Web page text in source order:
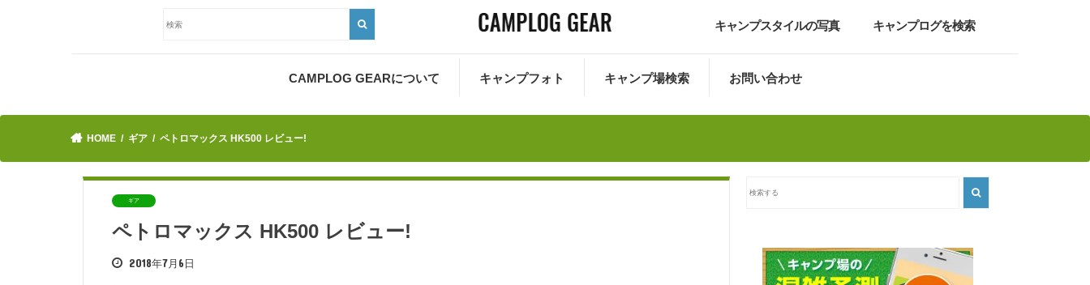
キャンプスタイルの写真 キャンプログを検索
CAMPLOG GEARについて キャンプフォト キャンプ場検索 お問い合わせ
HOME ギア ペトロマックス HK500 レビュー!
ギア
ペトロマックス HK500 レビュー!
2018年7月6日